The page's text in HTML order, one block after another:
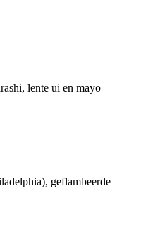
lente ui en mayo
geflambeerde